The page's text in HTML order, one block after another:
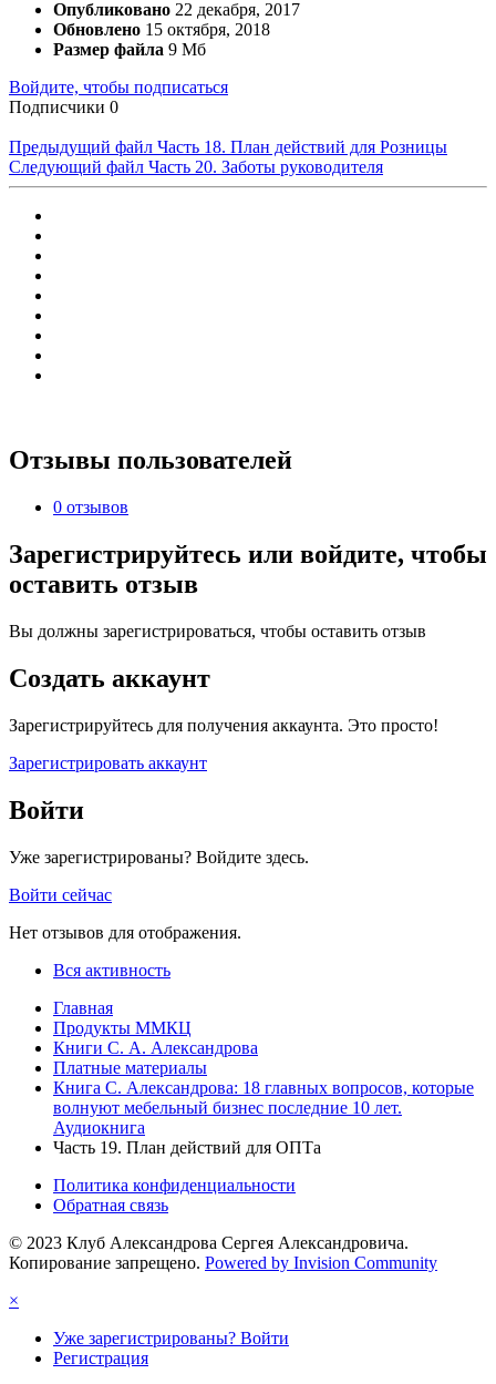
Опубликовано 22 декабря, 2017
Обновлено 15 октября, 2018
Размер файла 9 Мб
Войдите, чтобы подписаться
Подписчики 0
Предыдущий файл Часть 18. План действий для Розницы
Следующий файл Часть 20. Заботы руководителя
Отзывы пользователей
0 отзывов
Зарегистрируйтесь или войдите, чтобы
оставить отзыв
Вы должны зарегистрироваться, чтобы оставить отзыв
Создать аккаунт
Зарегистрируйтесь для получения аккаунта. Это просто!
Зарегистрировать аккаунт
Войти
Уже зарегистрированы? Войдите здесь.
Войти сейчас
Нет отзывов для отображения.
Вся активность
Главная
Продукты ММКЦ
Книги С. А. Александрова
Платные материалы
Книга С. Александрова: 18 главных вопросов, которые
волнуют мебельный бизнес последние 10 лет.
Аудиокнига
Часть 19. План действий для ОПТа
Политика конфиденциальности
Обратная связь
© 2023 Клуб Александрова Сергея Александровича.
Копирование запрещено. Powered by Invision Community
×
Уже зарегистрированы? Войти
Регистрация